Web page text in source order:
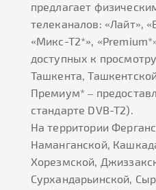
предлагает
телеканалов: «Лайт»,
«Микс-Т2*»,
доступных к
Ташкента,
Премиум* –
стандарте DVB-T2).
На территории
Наманганской,
Хорезмской,
Сурхандарьинской,